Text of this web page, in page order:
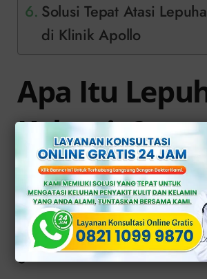
Solusi Tepat Atasi
di Klinik Apollo
Apa Itu
Kelamin?
Lepuhan di kelamin
munculnya gelembung
cairan, luka basah, atau
genital.